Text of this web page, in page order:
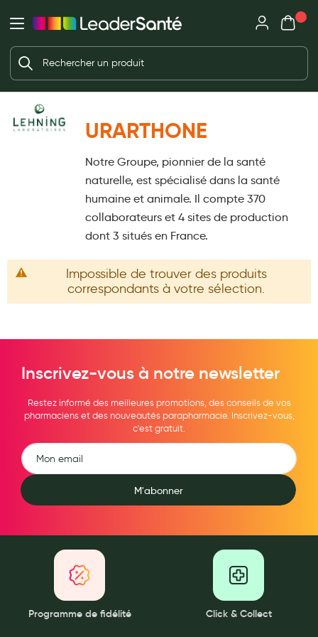
Ma Pharmacie LeaderSanté
Ouvrir l'application
Ouvrir
Créer un compte
Mon
Votre panier est vide
Beauté et soin
Visage
Soins mains et ongles
Dentifrices et bains de bouche
Brosses à dents et accessoires dentaires
Préservatifs - Gels lubrifiants
Accessoires, coutellerie, brosserie
Bouillottes
Parfums et bougies d'ambiance
Soins bébé
URARTHONE
Notre Groupe, pionnier de la santé
naturelle, est spécialisé dans la santé
humaine et animale. Il compte 370
collaborateurs et 4 sites de production
dont 3 situés en France.
Impossible de trouver des produits
correspondants à votre sélection.
Inscrivez-vous à notre newsletter
Restez informé des meilleures promotions, des conseils de vos
pharmaciens et des nouveautés parapharmacie. Inscrivez-vous,
c'est gratuit.
M'abonner
Programme de fidélité Click & Collect